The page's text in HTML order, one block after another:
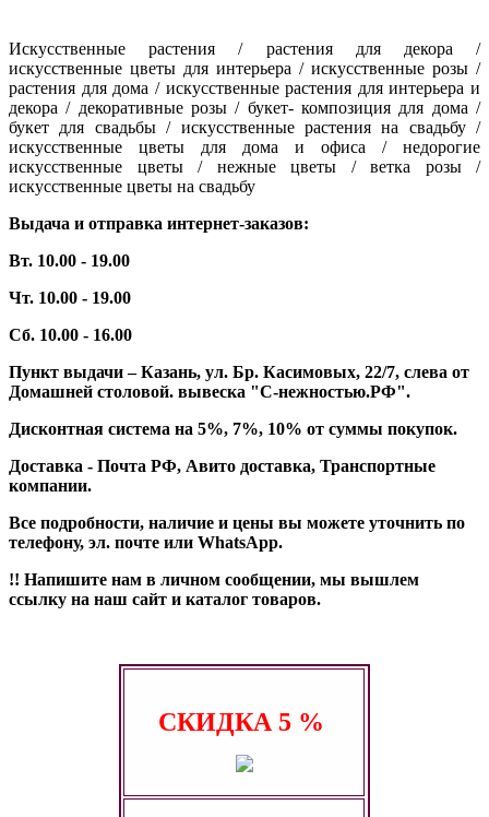
Искусственные растения / растения для декора /
искусственные цветы для интерьера / искусственные розы /
растения длядома / искусственные растения для интерьера и
декора / декоративные розы / букет- композиция для дома /
букет для свадьбы / искусственные растения на свадьбу /
искусственные цветы для дома и офиса / недорогие
искусственные цветы / нежные цветы / ветка розы /
искусственные цветы на свадьбу
Выдача и отправка интернет-заказов:
Вт. 10.00 - 19.00
Чт. 10.00 - 19.00
Сб. 10.00 - 16.00
Пункт выдачи – Казань, ул. Бр. Касимовых, 22/7, слева от
Домашней столовой. вывеска "С-нежностью.РФ".
Дисконтная система на 5%, 7%, 10% от суммы покупок.
Доставка - Почта РФ, Авито доставка, Транспортные
компании.
Все подробности, наличие и цены вы можете уточнить по
телефону, эл. почте или WhatsApp.
!! Напишите нам в личном сообщении, мы вышлем
ссылку на наш сайт и каталог товаров.
СКИДКА 5 %